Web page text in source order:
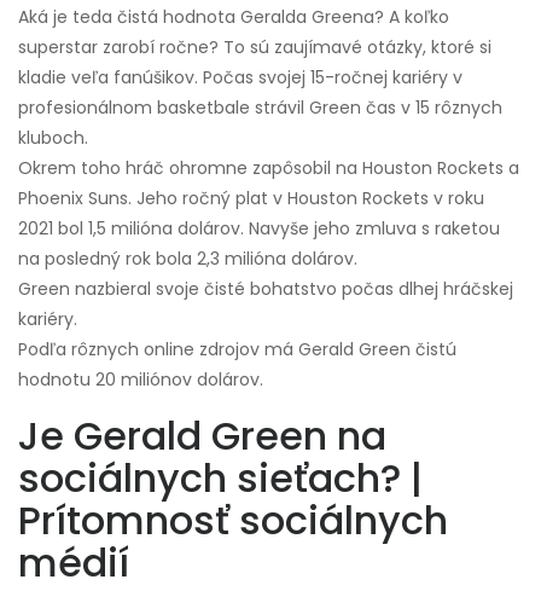
Aká je teda čistá hodnota Geralda Greena? A koľko
superstar zarobí ročne? To sú zaujímavé otázky, ktoré si
kladie veľa fanúšikov. Počas svojej 15-ročnej kariéry v
profesionálnom basketbale strávil Green čas v 15 rôznych
kluboch.
Okrem toho hráč ohromne zapôsobil na Houston Rockets a
Phoenix Suns. Jeho ročný plat v Houston Rockets v roku
2021 bol 1,5 milióna dolárov. Navyše jeho zmluva s raketou
na posledný rok bola 2,3 milióna dolárov.
Green nazbieral svoje čisté bohatstvo počas dlhej hráčskej
kariéry.
Podľa rôznych online zdrojov má Gerald Green čistú
hodnotu 20 miliónov dolárov.
Je Gerald Green na
sociálnych sieťach? |
Prítomnosť sociálnych
médií